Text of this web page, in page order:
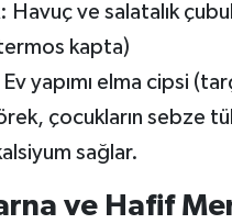
Havuç ve salatalık
kapta)
yapımı elma cipsi
çocukların sebze
sağlar.
ve Hafif